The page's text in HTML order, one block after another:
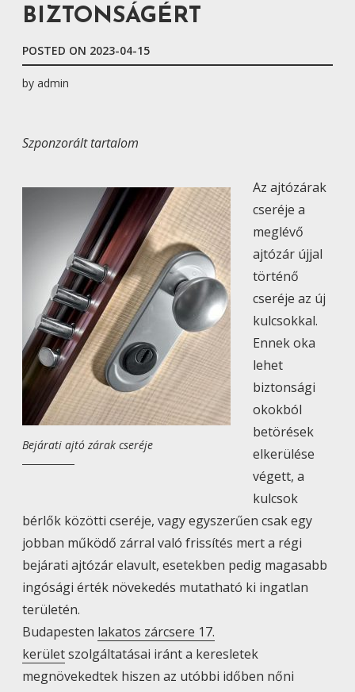
BIZTONSÁGÉRT
POSTED ON 2023-04-15
by admin
Szponzorált tartalom
Bejárati ajtó zárak cseréje
Az ajtózárak
cseréje a
meglévő
ajtózár újjal
történő
cseréje az új
kulcsokkal.
Ennek oka
lehet
biztonsági
okokból
betörések
elkerülése
végett, a
kulcsok
bérlők közötti cseréje, vagy egyszerűen csak egy
jobban működő zárral való frissítés mert a régi
bejárati ajtózár elavult, esetekben pedig magasabb
ingósági érték növekedés mutatható ki ingatlan
területén.
Budapesten lakatos zárcsere 17.
kerületszolgáltatásai iránt a keresletek
megnövekedtek hiszen az utóbbi időben nőni